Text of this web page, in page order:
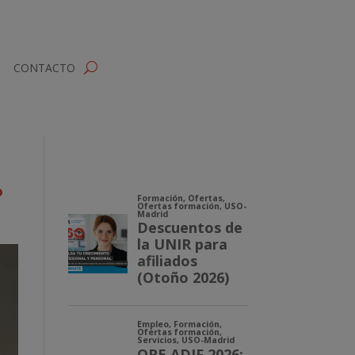
CONTACTO